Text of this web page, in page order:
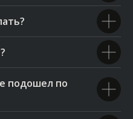
подошел по